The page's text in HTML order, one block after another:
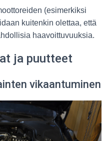
(esimerkiksi
kuitenkin olettaa, että
haavoittuvuuksia.
ja puutteet
vikaantuminen